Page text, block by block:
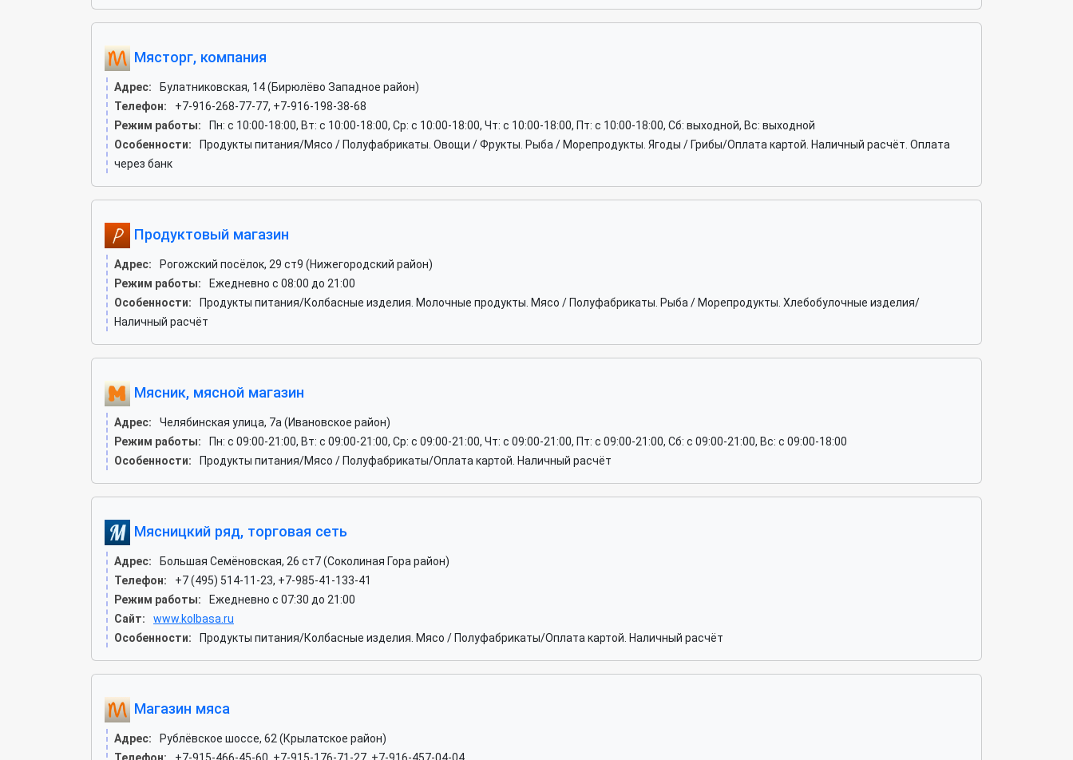
Мясторг, компания
Адрес:
Булатниковская, 14 (Бирюлёво Западное район)
Телефон:
+7-916-268-77-77, +7-916-198-38-68
Режим работы:
Пн: c 10:00-18:00, Вт: c 10:00-18:00, Ср: c 10:00-18:00, Чт: c 10:00-18:00, Пт: c 10:00-18:00, Сб: выходной, Вс: выходной
Особенности:
Продукты питания/Мясо / Полуфабрикаты. Овощи / Фрукты. Рыба / Морепродукты. Ягоды / Грибы/Оплата картой. Наличный расчёт. Оплата
через банк
Продуктовый магазин
Адрес:
Рогожский посёлок, 29 ст9 (Нижегородский район)
Режим работы:
Ежедневно с 08:00 до 21:00
Особенности:
Продукты питания/Колбасные изделия. Молочные продукты. Мясо / Полуфабрикаты. Рыба / Морепродукты. Хлебобулочные изделия/
Наличный расчёт
Мясник, мясной магазин
Адрес:
Челябинская улица, 7а (Ивановское район)
Режим работы:
Пн: c 09:00-21:00, Вт: c 09:00-21:00, Ср: c 09:00-21:00, Чт: c 09:00-21:00, Пт: c 09:00-21:00, Сб: c 09:00-21:00, Вс: c 09:00-18:00
Особенности:
Продукты питания/Мясо / Полуфабрикаты/Оплата картой. Наличный расчёт
Мясницкий ряд, торговая сеть
Адрес:
Большая Семёновская, 26 ст7 (Соколиная Гора район)
Телефон:
+7 (495) 514-11-23, +7-985-41-133-41
Режим работы:
Ежедневно с 07:30 до 21:00
Сайт:
www.kolbasa.ru
Особенности:
Продукты питания/Колбасные изделия. Мясо / Полуфабрикаты/Оплата картой. Наличный расчёт
Магазин мяса
Адрес:
Рублёвское шоссе, 62 (Крылатское район)